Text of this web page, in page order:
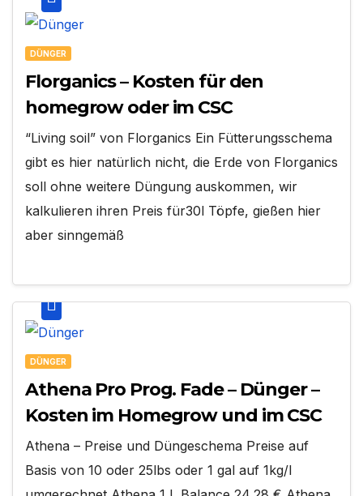
DÜNGER
Florganics – Kosten für den
homegrow oder im CSC
“Living soil” von Florganics Ein Fütterungsschema
gibt es hier natürlich nicht, die Erde von Florganics
soll ohne weitere Düngung auskommen, wir
kalkulieren ihren Preis für30l Töpfe, gießen hier
aber sinngemäß
DÜNGER
Athena Pro Prog. Fade – Dünger –
Kosten im Homegrow und im CSC
Athena – Preise und Düngeschema Preise auf
Basis von 10 oder 25lbs oder 1 gal auf 1kg/l